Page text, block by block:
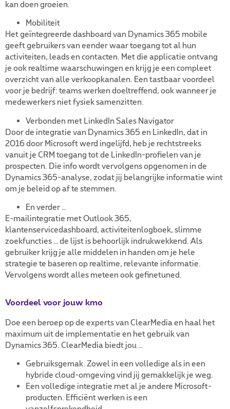
kan doen groeien.
Mobiliteit
Het geïntegreerde dashboard van Dynamics 365 mobile
geeft gebruikers van eender waar toegang tot al hun
activiteiten, leads en contacten. Met die applicatie ontvang
je ook realtime waarschuwingen en krijg je een compleet
overzicht van alle verkoopkanalen. Een tastbaar voordeel
voor je bedrijf: teams werken doeltreffend, ook wanneer je
medewerkers niet fysiek samenzitten.
Verbonden met LinkedIn Sales Navigator
Door de integratie van Dynamics 365 en LinkedIn, dat in
2016 door Microsoft werd ingelijfd, heb je rechtstreeks
vanuit je CRM toegang tot de LinkedIn-profielen van je
prospecten. Die info wordt vervolgens opgenomen in de
Dynamics 365-analyse, zodat jij belangrijke informatie wint
om je beleid op af te stemmen.
En verder …
E-mailintegratie met Outlook 365,
klantenservicedashboard, activiteitenlogboek, slimme
zoekfuncties … de lijst is behoorlijk indrukwekkend. Als
gebruiker krijg je alle middelen in handen om je hele
strategie te baseren op realtime, relevante informatie.
Vervolgens wordt alles meteen ook gefinetuned.
Voordeel voor jouw kmo
Doe een beroep op de experts van ClearMedia en haal het
maximum uit de implementatie en het gebruik van
Dynamics 365. ClearMedia biedt jou …
Gebruiksgemak. Zowel in een volledige als in een
hybride cloud-omgeving vind jij gemakkelijk je weg.
Een volledige integratie met al je andere Microsoft-
producten. Efficiënt werken is een